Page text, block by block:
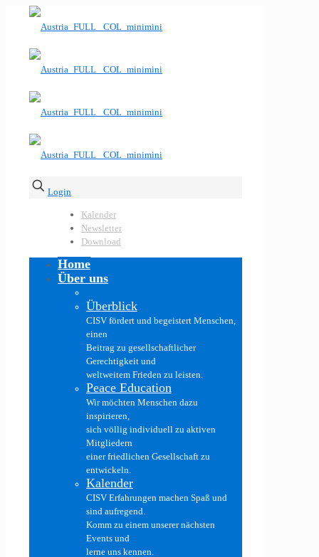
Login
Kalender
Newsletter
Download
Home
Über uns
Überblick
CISV fördert und begeistert Menschen,
einen
Beitrag zu gesellschaftlicher
Gerechtigkeit und
weltweitem Frieden zu leisten.
Peace Education
Wir möchten Menschen dazu
inspirieren,
sich völlig individuell zu aktiven
Mitgliedern
einer friedlichen Gesellschaft zu
entwickeln.
Kalender
CISV Erfahrungen machen Spaß und
sind aufregend.
Komm zu einem unserer nächsten
Events und
lerne uns kennen.